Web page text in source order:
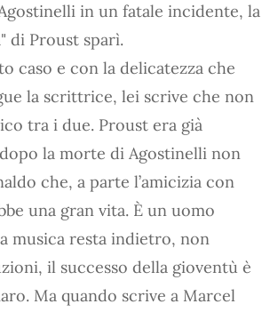
in un fatale incidente, la
di Proust sparì.
caso e con la delicatezza che
la scrittrice, lei scrive che non
tra i due. Proust era già
la morte di Agostinelli non
che, a parte l’amicizia con
una gran vita. È un uomo
musica resta indietro, non
il successo della gioventù è
Ma quando scrive a Marcel